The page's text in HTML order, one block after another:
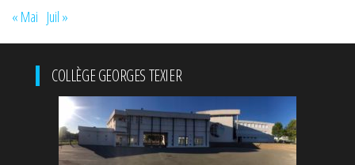
« Mai Juil »
COLLÈGE GEORGES TEXIER